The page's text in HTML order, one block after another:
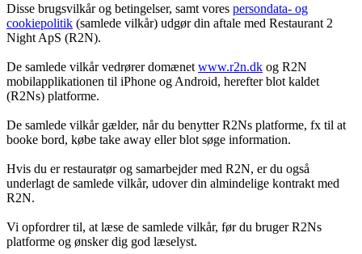
Disse brugsvilkår og betingelser, samt vores persondata- og
cookiepolitik (samlede vilkår) udgør din aftale med Restaurant 2
Night ApS (R2N).
De samlede vilkår vedrører domænet www.r2n.dk og R2N
mobilapplikationen til iPhone og Android, herefter blot kaldet
(R2Ns) platforme.
De samlede vilkår gælder, når du benytter R2Ns platforme, fx til at
booke bord, købe take away eller blot søge information.
Hvis du er restauratør og samarbejder med R2N, er du også
underlagt de samlede vilkår, udover din almindelige kontrakt med
R2N.
Vi opfordrer til, at læse de samlede vilkår, før du bruger R2Ns
platforme og ønsker dig god læselyst.